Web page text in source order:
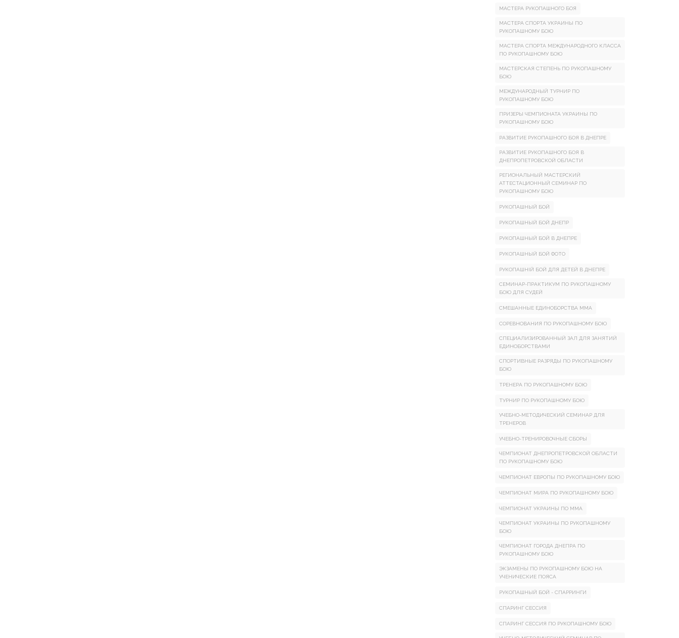
МАСТЕРА РУКОПАШНОГО БОЯ
МАСТЕРА СПОРТА УКРАИНЫ ПО
РУКОПАШНОМУ БОЮ
МАСТЕРА СПОРТА МЕЖДУНАРОДНОГО КЛАССА
ПО РУКОПАШНОМУ БОЮ
МАСТЕРСКАЯ СТЕПЕНЬ ПО РУКОПАШНОМУ
БОЮ
МЕЖДУНАРОДНЫЙ ТУРНИР ПО
РУКОПАШНОМУ БОЮ
ПРИЗЕРЫ ЧЕМПИОНАТА УКРАИНЫ ПО
РУКОПАШНОМУ БОЮ
РАЗВИТИЕ РУКОПАШНОГО БОЯ В ДНЕПРЕ
РАЗВИТИЕ РУКОПАШНОГО БОЯ В
ДНЕПРОПЕТРОВСКОЙ ОБЛАСТИ
РЕГИОНАЛЬНЫЙ МАСТЕРСКИЙ
АТТЕСТАЦИОННЫЙ СЕМИНАР ПО
РУКОПАШНОМУ БОЮ
РУКОПАШНЫЙ БОЙ
РУКОПАШНЫЙ БОЙ ДНЕПР
РУКОПАШНЫЙ БОЙ В ДНЕПРЕ
РУКОПАШНЫЙ БОЙ ФОТО
РУКОПАШНІЙ БОЙ ДЛЯ ДЕТЕЙ В ДНЕПРЕ
СЕМИНАР-ПРАКТИКУМ ПО РУКОПАШНОМУ
БОЮ ДЛЯ СУДЕЙ
СМЕШАННЫЕ ЕДИНОБОРСТВА ММА
СОРЕВНОВАНИЯ ПО РУКОПАШНОМУ БОЮ
СПЕЦИАЛИЗИРОВАННЫЙ ЗАЛ ДЛЯ ЗАНЯТИЙ
ЕДИНОБОРСТВАМИ
СПОРТИВНЫЕ РАЗРЯДЫ ПО РУКОПАШНОМУ
БОЮ
ТРЕНЕРА ПО РУКОПАШНОМУ БОЮ
ТУРНИР ПО РУКОПАШНОМУ БОЮ
УЧЕБНО-МЕТОДИЧЕСКИЙ СЕМИНАР ДЛЯ
ТРЕНЕРОВ
УЧЕБНО-ТРЕНИРОВОЧНЫЕ СБОРЫ
ЧЕМПИОНАТ ДНЕПРОПЕТРОВСКОЙ ОБЛАСТИ
ПО РУКОПАШНОМУ БОЮ
ЧЕМПИОНАТ ЕВРОПЫ ПО РУКОПАШНОМУ БОЮ
ЧЕМПИОНАТ МИРА ПО РУКОПАШНОМУ БОЮ
ЧЕМПИОНАТ УКРАИНЫ ПО ММА
ЧЕМПИОНАТ УКРАИНЫ ПО РУКОПАШНОМУ
БОЮ
ЧЕМПИОНАТ ГОРОДА ДНЕПРА ПО
РУКОПАШНОМУ БОЮ
ЭКЗАМЕНЫ ПО РУКОПАШНОМУ БОЮ НА
УЧЕНИЧЕСКИЕ ПОЯСА
РУКОПАШНЫЙ БОЙ - СПАРРИНГИ
СПАРИНГ СЕССИЯ
СПАРИНГ СЕССИЯ ПО РУКОПАШНОМУ БОЮ